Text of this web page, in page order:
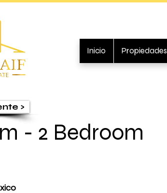
Inicio Propiedades
>
- 2 Bedroom